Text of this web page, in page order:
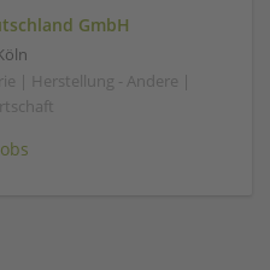
GmbH
| Herstellung - Andere |